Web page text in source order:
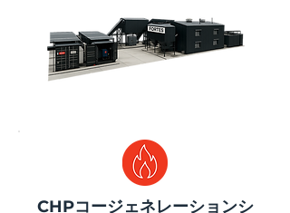
CHPコージェネレーションシ